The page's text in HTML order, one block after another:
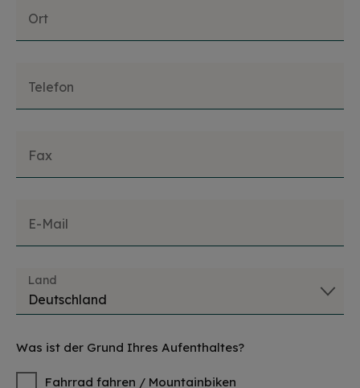
Ort
Telefon
Fax
E-Mail
Land
Was ist der Grund Ihres Aufenthaltes?
Fahrrad fahren / Mountainbiken